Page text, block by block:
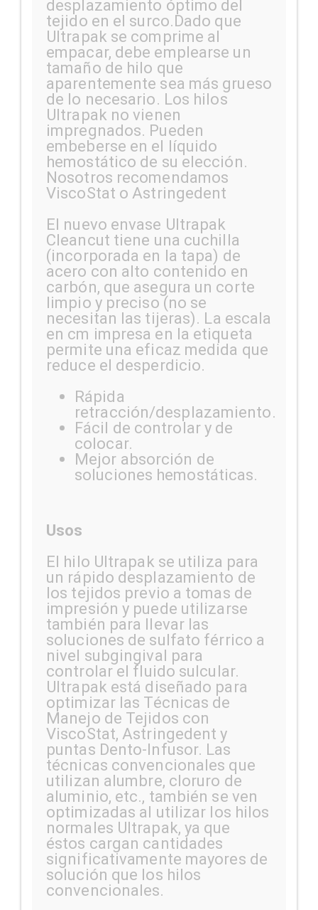
desplazamiento óptimo del
tejido en el surco.Dado que
Ultrapak se comprime al
empacar, debe emplearse un
tamaño de hilo que
aparentemente sea más grueso
de lo necesario. Los hilos
Ultrapak no vienen
impregnados. Pueden
embeberse en el líquido
hemostático de su elección.
Nosotros recomendamos
ViscoStat o Astringedent
El nuevo envase Ultrapak
Cleancut tiene una cuchilla
(incorporada en la tapa) de
acero con alto contenido en
carbón, que asegura un corte
limpio y preciso (no se
necesitan las tijeras). La escala
en cm impresa en la etiqueta
permite una eficaz medida que
reduce el desperdicio.
Rápida
retracción/desplazamiento.
Fácil de controlar y de
colocar.
Mejor absorción de
soluciones hemostáticas.
Usos
El hilo Ultrapak se utiliza para
un rápido desplazamiento de
los tejidos previo a tomas de
impresión y puede utilizarse
también para llevar las
soluciones de sulfato férrico a
nivel subgingival para
controlar el fluido sulcular.
Ultrapak está diseñado para
optimizar las Técnicas de
Manejo de Tejidos con
ViscoStat, Astringedent y
puntas Dento-Infusor. Las
técnicas convencionales que
utilizan alumbre, cloruro de
aluminio, etc., también se ven
optimizadas al utilizar los hilos
normales Ultrapak, ya que
éstos cargan cantidades
significativamente mayores de
solución que los hilos
convencionales.